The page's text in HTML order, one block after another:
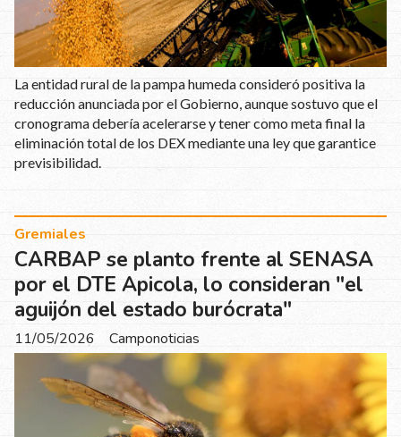
La entidad rural de la pampa humeda consideró positiva la
reducción anunciada por el Gobierno, aunque sostuvo que el
cronograma debería acelerarse y tener como meta final la
eliminación total de los DEX mediante una ley que garantice
previsibilidad.
CARBAP se planto frente al SENASA
por el DTE Apicola, lo consideran "el
aguijón del estado burócrata"
Camponoticias
Gremiales
11/05/2026